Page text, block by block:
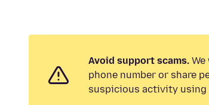
Avoid support scams.
phone number or share
suspicious activity using